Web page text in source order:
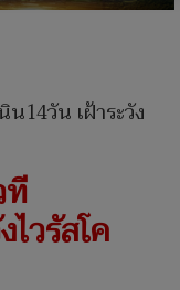
ที
ไวรัสโค